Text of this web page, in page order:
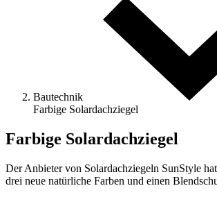
Bautechnik
Farbige Solardachziegel
Farbige Solardachziegel
Der Anbieter von Solardachziegeln SunStyle
drei neue natürliche Farben und einen